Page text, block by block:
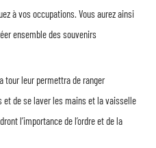
à vos occupations. Vous aurez ainsi
ensemble des souvenirs
tour leur permettra de ranger
de se laver les mains et la vaisselle
l’importance de l’ordre et de la